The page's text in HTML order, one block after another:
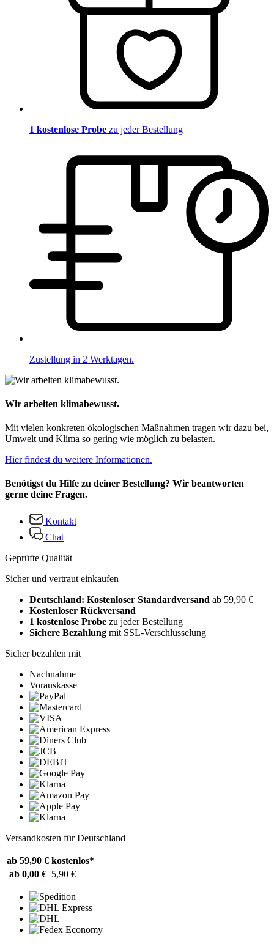
1 kostenlose Probe zu jeder Bestellung
Zustellung in 2 Werktagen.
Wir arbeiten klimabewusst.
Mit vielen konkreten ökologischen Maßnahmen tragen wir dazu bei,
Umwelt und Klima so gering wie möglich zu belasten.
Hier findest du weitere Informationen.
Benötigst du Hilfe zu deiner Bestellung? Wir beantworten
gerne deine Fragen.
Kontakt
Chat
Geprüfte Qualität
Sicher und vertraut einkaufen
Deutschland: Kostenloser Standardversand ab 59,90 €
Kostenloser Rückversand
1 kostenlose Probe zu jeder Bestellung
Sichere Bezahlung mit SSL-Verschlüsselung
Sicher bezahlen mit
Nachnahme
Vorauskasse
Versandkosten für Deutschland
ab 59,90 € kostenlos*
ab 0,00 € 5,90 €